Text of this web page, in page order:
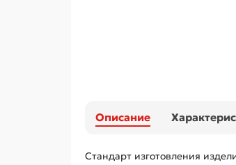
Описание
Стандарт изготовления